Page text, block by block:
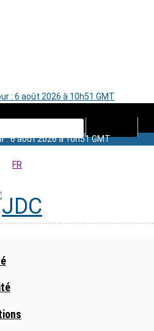
: 6 août 2026 à 10h51 GMT
: 6 août 2026 à 10h51 GMT
FR